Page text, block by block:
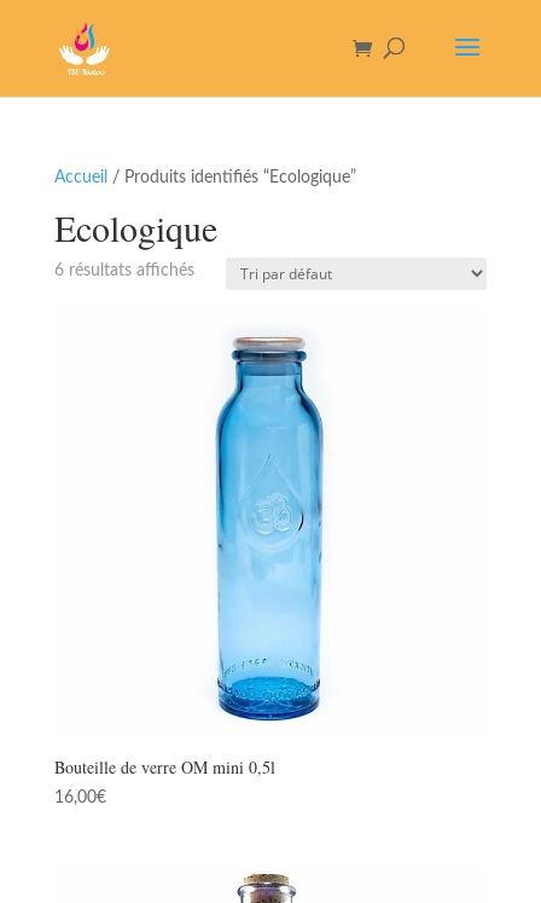
Accueil / Produits identifiés “Ecologique”
Ecologique
6 résultats affichés
Bouteille de verre OM mini 0,5l
16,00€